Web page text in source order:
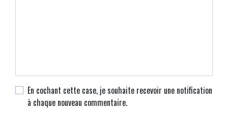
En cochant cette case, je souhaite recevoir une notification
à chaque nouveau commentaire.